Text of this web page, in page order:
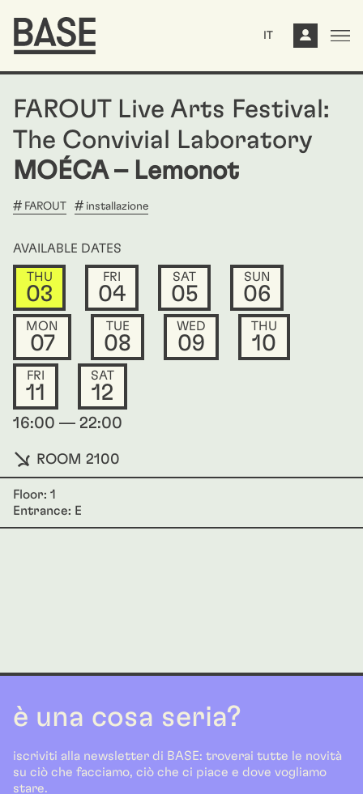
IT
FAROUT Live Arts Festival:
The Convivial Laboratory
MOÉCA – Lemonot
FAROUT installazione
AVAILABLE DATES
THU
03
FRI
04
SAT
05
SUN
06
MON
07
TUE
08
WED
09
THU
10
FRI
11
SAT
12
16:00 — 22:00
ROOM 2100
Floor: 1
Entrance: E
è una cosa seria?
iscriviti alla newsletter di BASE: troverai tutte le novità
su ciò che facciamo, ciò che ci piace e dove vogliamo
stare.